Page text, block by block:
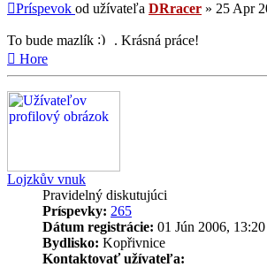
Príspevok od užívateľa DRracer » 25 Apr
To bude mazlík
. Krásná práce!
Hore
Lojzkův vnuk
Pravidelný diskutujúci
Príspevky: 265
Dátum registrácie: 01 Jún 2006, 13:20
Bydlisko: Kopřivnice
Kontaktovať užívateľa: